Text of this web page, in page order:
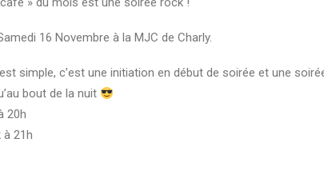
16 Novembre à la MJC de Charly.
simple, c’est une initiation en début de soirée et une
bout de la nuit
20h
à 21h